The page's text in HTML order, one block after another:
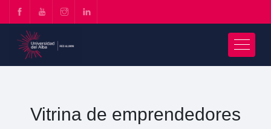
Vitrina de emprendedores